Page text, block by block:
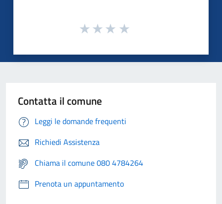
Contatta il comune
Leggi le domande frequenti
Richiedi Assistenza
Chiama il comune 080 4784264
Prenota un appuntamento